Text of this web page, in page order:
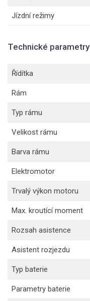
Jízdní režimy
Technické parametry
Řídítka
Rám
Typ rámu
Velikost rámu
Barva rámu
Elektromotor
Trvalý výkon motoru
Max. kroutící moment
Rozsah asistence
Asistent rozjezdu
Typ baterie
Parametry baterie